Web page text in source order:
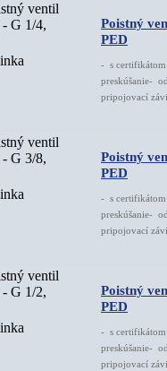
Poistný
PED
- s
preskúšanie-
pripojovací
Poistný
PED
- s
preskúšanie-
pripojovací
Poistný
PED
- s
preskúšanie-
pripojovací